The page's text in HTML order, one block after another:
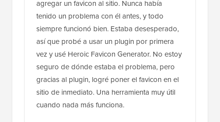
Jiří Vaněk
11 oct 2024 a las 7:22 am
Tengo un sitio web con el tema Sydney y
probé todos los métodos posibles para
agregar un favicon al sitio. Nunca había
tenido un problema con él antes, y todo
siempre funcionó bien. Estaba desesperado,